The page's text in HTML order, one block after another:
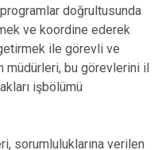
doğrultusunda
ve koordine ederek
ile görevli ve
müdürleri, bu görevlerini il
işbölümü
sorumluluklarına verilen